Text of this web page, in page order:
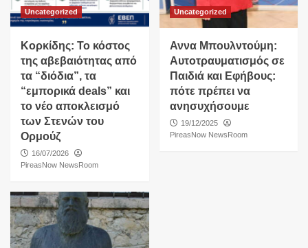
Uncategorized
Κορκίδης: Το κόστος
της αβεβαιότητας από
τα “διόδια”, τα
“εμπορικά deals” και
το νέο αποκλεισμό
των Στενών του
Ορμούζ
16/07/2026
PireasNow NewsRoom
Uncategorized
Αννα Μπουλντούμη:
Αυτοτραυματισμός σε
Παιδιά και Εφήβους:
πότε πρέπει να
ανησυχήσουμε
19/12/2025
PireasNow NewsRoom